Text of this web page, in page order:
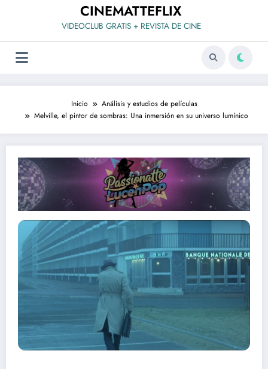
CINEMATTEFLIX
VIDEOCLUB GRATIS + REVISTA DE CINE
Inicio
Análisis y estudios de películas
Melville, el pintor de sombras: Una inmersión en su universo lumínico